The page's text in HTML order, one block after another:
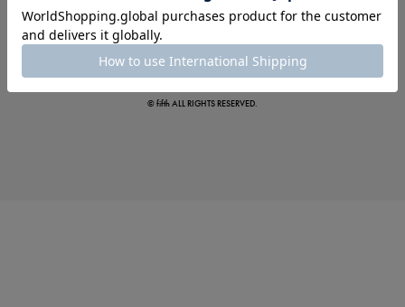
夏の即戦力ワンピ
© fifth ALL RIGHTS RESERVED.